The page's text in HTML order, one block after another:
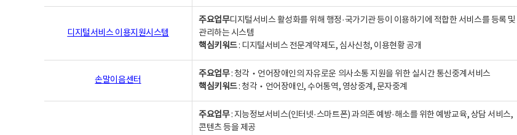
디지털서비스 이용지원시스템
주요업무디지털서비스 활성화를 위해 행정·국가기관 등이 이용하기에 적합한 서비스를 등록 및
관리하는 시스템
핵심키워드: 디지털서비스 전문계약제도, 심사신청, 이용현황 공개
손말이음센터
주요업무: 청각‧언어장애인의 자유로운 의사소통 지원을 위한 실시간 통신중계서비스
핵심키워드: 청각‧언어장애인, 수어통역, 영상중계, 문자중계
주요업무: 지능정보서비스(인터넷·스마트폰) 과의존 예방·해소를 위한 예방교육, 상담 서비스,
콘텐츠 등을 제공